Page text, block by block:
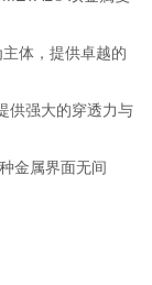
体，提供卓越的
供强大的穿透力与
金属界面无间